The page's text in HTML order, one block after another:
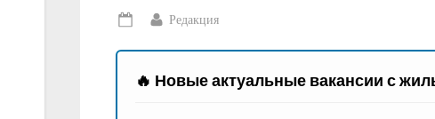
Posted
on
By
Редакция
🔥 Новые актуальные вакансии с